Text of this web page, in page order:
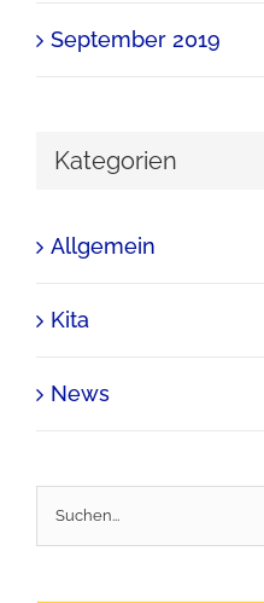
September 2019
Kategorien
Allgemein
Kita
News
Suche